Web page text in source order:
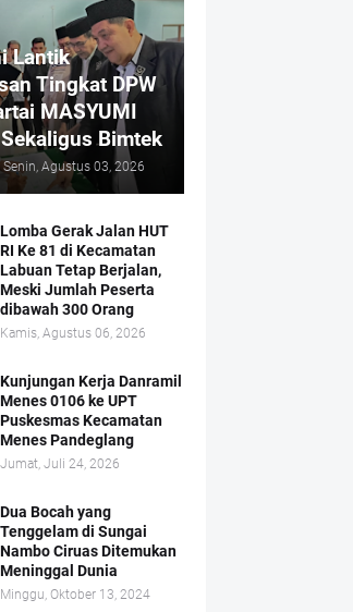
Lantik
Tingkat DPW
MASYUMI
Bimtek
Senin, Agustus 03, 2026
Lomba Gerak Jalan HUT
RI Ke 81 di Kecamatan
Labuan Tetap Berjalan,
Meski Jumlah Peserta
dibawah 300 Orang
Kamis, Agustus 06, 2026
Kunjungan Kerja Danramil
Menes 0106 ke UPT
Puskesmas Kecamatan
Menes Pandeglang
Jumat, Juli 24, 2026
Dua Bocah yang
Tenggelam di Sungai
Nambo Ciruas Ditemukan
Meninggal Dunia
Minggu, Oktober 13, 2024